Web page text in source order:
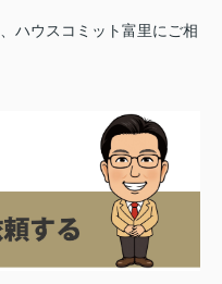
ハウスコミット富里にご相